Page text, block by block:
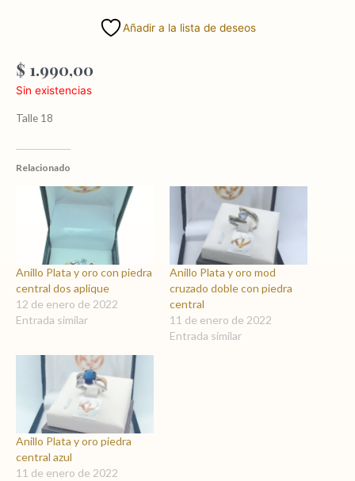
Añadir a la lista de deseos
$ 1.990,00
Sin existencias
Talle 18
Relacionado
Anillo Plata y oro con piedra
central dos aplique
12 de enero de 2022
Entrada similar
Anillo Plata y oro mod
cruzado doble con piedra
central
11 de enero de 2022
Entrada similar
Anillo Plata y oro piedra
central azul
11 de enero de 2022